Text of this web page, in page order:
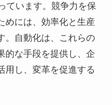
ています。競争力を保
めには、効率化と生産
。自動化は、これらの
的な手段を提供し、企
用し、変革を促進する